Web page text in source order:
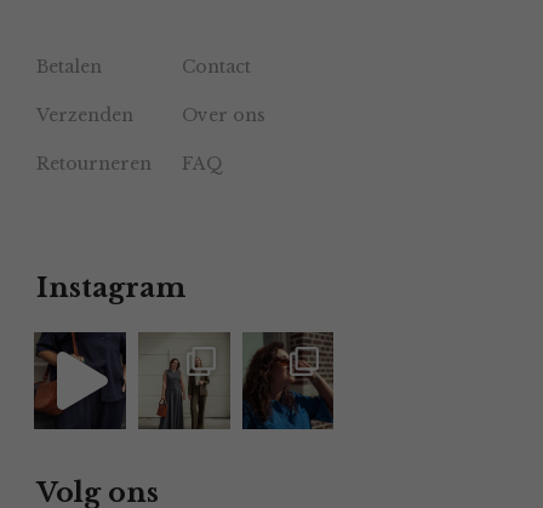
Betalen Contact
Verzenden Over ons
Retourneren FAQ
Instagram
Volg ons